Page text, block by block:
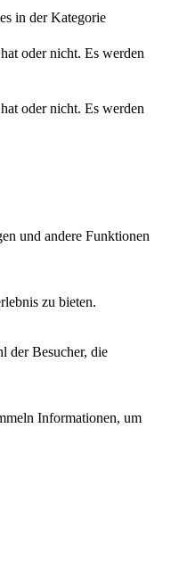
in der Kategorie
oder nicht. Es werden
oder nicht. Es werden
und andere Funktionen
zu bieten.
der Besucher, die
Informationen, um